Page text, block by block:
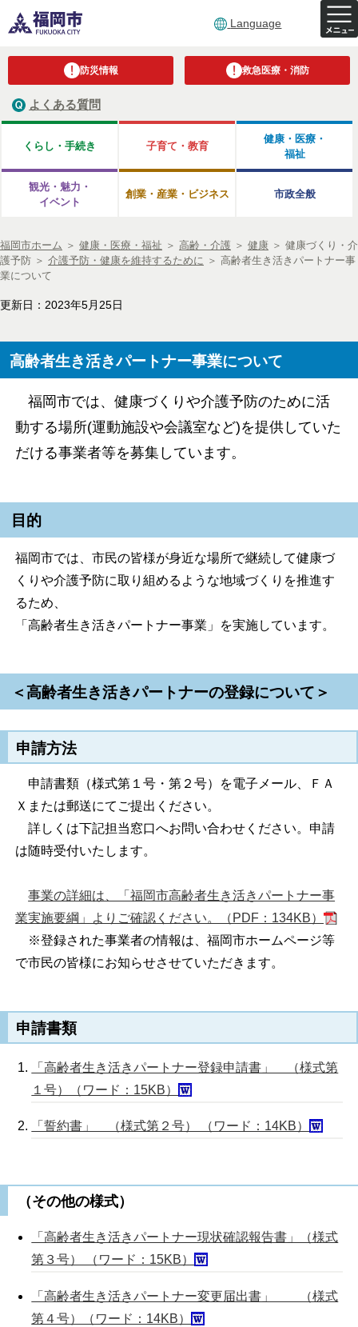
Language
防災情報 救急医療・消防
よくある質問
くらし・手続き 子育て・教育
健康・医療・
福祉
観光・魅力・
イベント
創業・産業・ビジネス 市政全般
福岡市ホーム ＞ 健康・医療・福祉 ＞ 高齢・介護 ＞ 健康 ＞ 健康づくり・介
護予防 ＞ 介護予防・健康を維持するために ＞ 高齢者生き活きパートナー事
業について
更新日：2023年5月25日
高齢者生き活きパートナー事業について
福岡市では、健康づくりや介護予防のために活
動する場所(運動施設や会議室など)を提供していた
だける事業者等を募集しています。
目的
福岡市では、市民の皆様が身近な場所で継続して健康づ
くりや介護予防に取り組めるような地域づくりを推進す
るため、
「高齢者生き活きパートナー事業」を実施しています。
＜高齢者生き活きパートナーの登録について＞
申請方法
申請書類（様式第１号・第２号）を電子メール、ＦＡ
Ｘまたは郵送にてご提出ください。
詳しくは下記担当窓口へお問い合わせください。申請
は随時受付いたします。
事業の詳細は、「福岡市高齢者生き活きパートナー事
業実施要綱」よりご確認ください。（PDF：134KB）
※登録された事業者の情報は、福岡市ホームページ等
で市民の皆様にお知らせさせていただきます。
申請書類
「高齢者生き活きパートナー登録申請書」 （様式第
１号）（ワード：15KB）
「誓約書」 （様式第２号） （ワード：14KB）
（その他の様式）
「高齢者生き活きパートナー現状確認報告書」（様式
第３号） （ワード：15KB）
「高齢者生き活きパートナー変更届出書」 （様式
第４号）（ワード：14KB）